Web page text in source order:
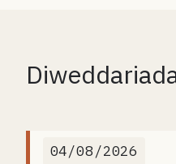
04/08/2026